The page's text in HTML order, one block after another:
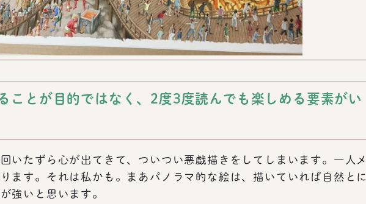
ことが目的ではなく、2度3度読んでも楽しめる要素がい
いたずら心が出てきて、ついつい悪戯描きをしてしまいます。一人メ
ます。それは私かも。まあパノラマ的な絵は、描いていれば自然とに
強いと思います。